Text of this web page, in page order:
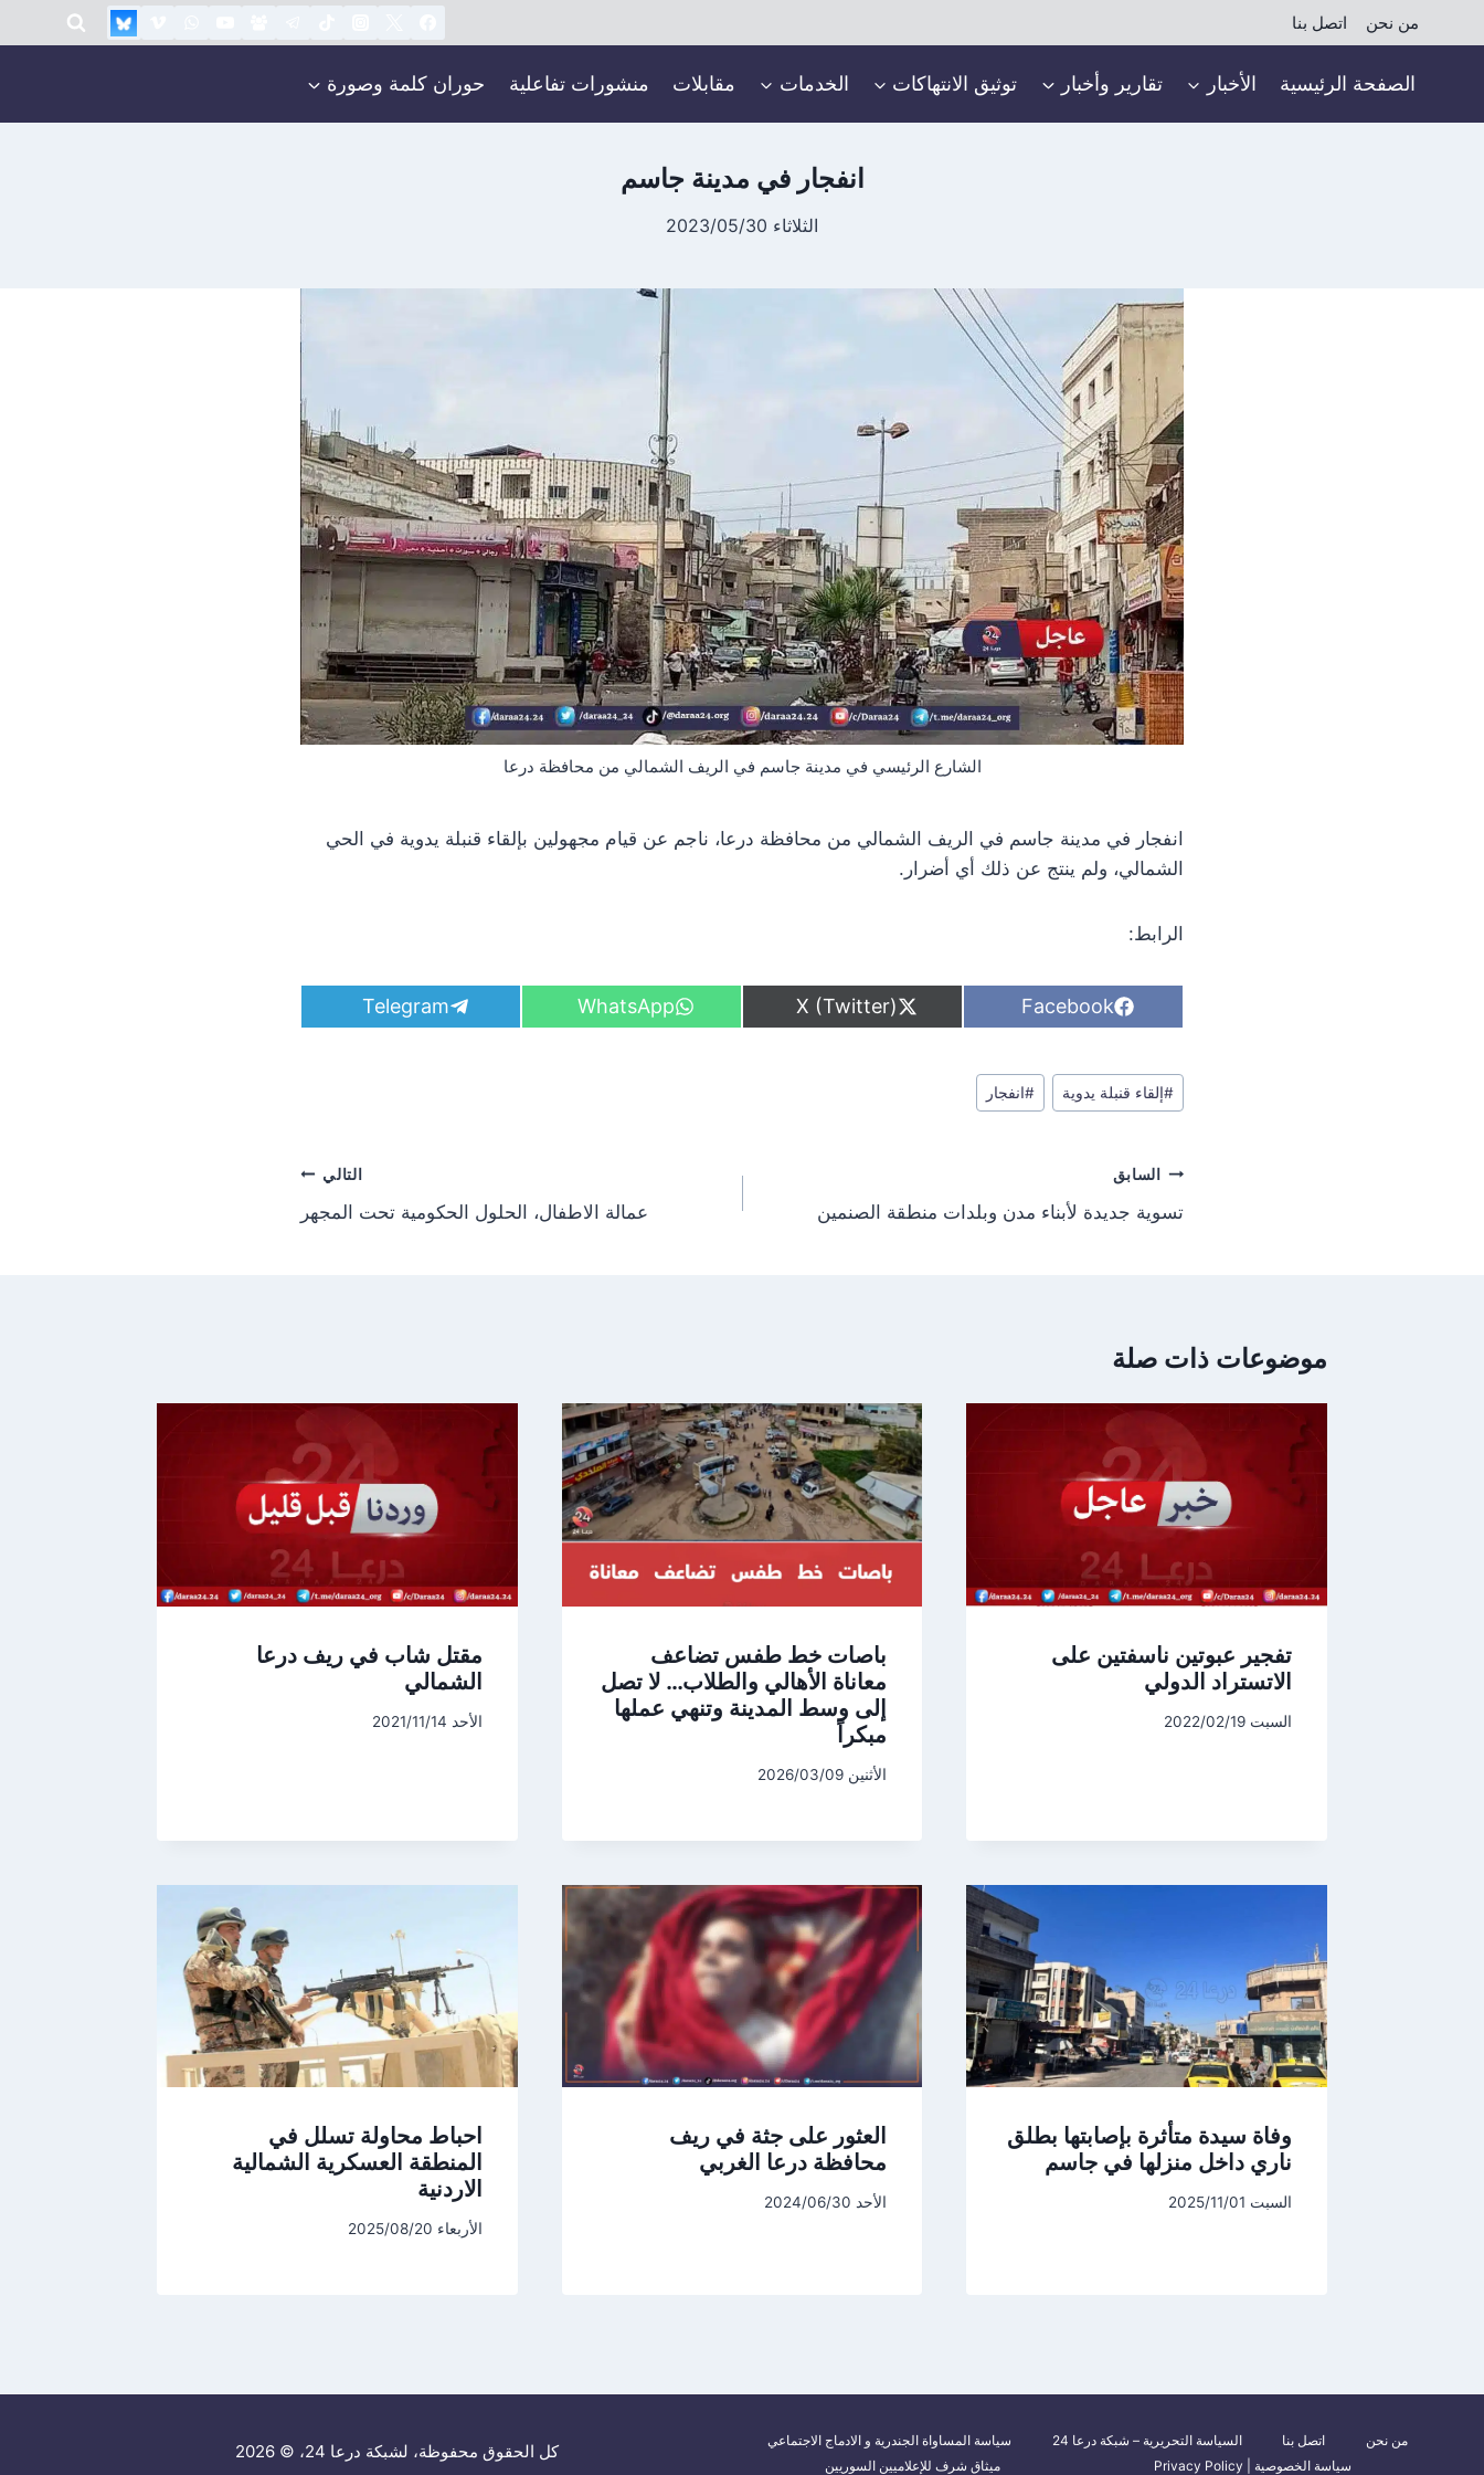
إلى
من نحن اتصل بنا
الصفحة الرئيسية الأخبار تقارير وأخبار توثيق الانتهاكات الخدمات مقابلات منشورات تفاعلية حوران كلمة وصورة
انفجار في مدينة جاسم
الثلاثاء 2023/05/30
الشارع الرئيسي في مدينة جاسم في الريف الشمالي من محافظة درعا
انفجار في مدينة جاسم في الريف الشمالي من محافظة درعا، ناجم عن قيام مجهولين بإلقاء قنبلة يدوية في الحي
الشمالي، ولم ينتج عن ذلك أي أضرار.
الرابط:
S
h
e
o
Facebook
S
h
X (Twitter)
S
h
WhatsApp
S
h
Telegram
وسوم
المقال:
#إلقاء قنبلة يدوية #انفجار
تصفّح
المقالات
السابق
تسوية جديدة لأبناء مدن وبلدات منطقة الصنمين
التالي
عمالة الاطفال، الحلول الحكومية تحت المجهر
موضوعات ذات صلة
تفجير عبوتين ناسفتين على
الاتستراد الدولي
السبت 2022/02/19
باصات خط طفس تضاعف
معاناة الأهالي والطلاب… لا تصل
إلى وسط المدينة وتنهي عملها
مبكراً
الأثنين 2026/03/09
مقتل شاب في ريف درعا
الشمالي
الأحد 2021/11/14
وفاة سيدة متأثرة بإصابتها بطلق
ناري داخل منزلها في جاسم
السبت 2025/11/01
العثور على جثة في ريف
محافظة درعا الغربي
الأحد 2024/06/30
احباط محاولة تسلل في
المنطقة العسكرية الشمالية
الاردنية
الأربعاء 2025/08/20
من نحن اتصل بنا السياسة التحريرية – شبكة درعا 24
سياسة المساواة الجندرية و الادماج الاجتماعي
سياسة الخصوصية | Privacy Policy
ميثاق شرف للإعلاميين السوريين
كل الحقوق محفوظة، لشبكة درعا 24، © 2026